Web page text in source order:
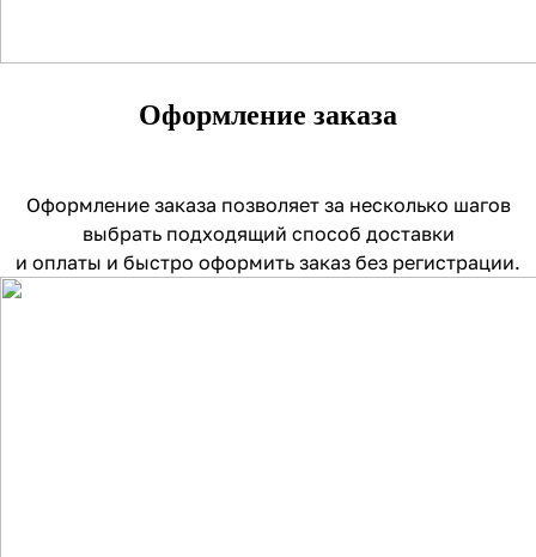
Оформление заказа
Оформление заказа позволяет за несколько шагов
выбрать подходящий способ доставки
и оплаты и быстро оформить заказ без регистрации.